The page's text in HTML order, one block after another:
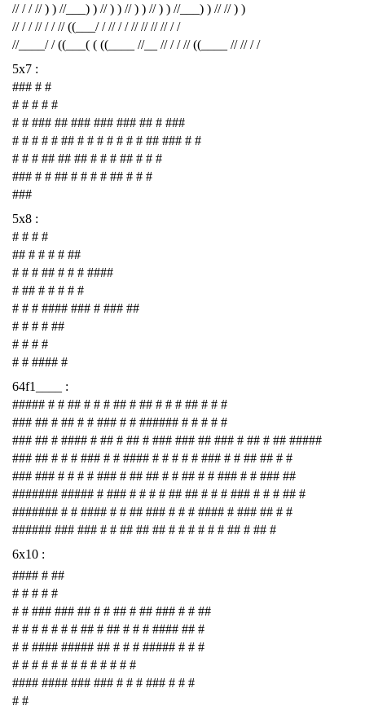
// / / // ) ) //___) ) // ) ) // ) ) // ) ) //___) ) // // ) )
// / / // / / // ((___/ / // / / // // // // / /
//____/ / ((___( ( ((____ //__ // / / // ((____ // // / /
5x7 :
### # #
# # # # #
# # ### ## ### ### ### ## # ###
# # # # # ## # # # # # # # ## ### # #
# # # ## ## ## # # # ## # # #
### # # ## # # # # ## # # #
###
5x8 :
# # # #
## # # # # ##
# # # ## # # # ####
# ## # # # # #
# # # #### ### # ### ##
# # # # ##
# # # #
# # #### #
64f1____ :
##### # # ## # # # ## # ## # # # ## # # #
### ## # ## # # ### # # ###### # # # # #
### ## # #### # ## # ## # ### ### ## ### # ## # ## #####
### ## # # # ### # # #### # # # # # ### # # ## ## # #
### ### # # # # ### # ## ## # # ## # # ### # # ### ##
####### ##### # ### # # # # ## ## # # # ### # # # ## #
####### # # #### # # ## ### # # # #### # ### ## # #
###### ### ### # # ## ## ## # # # # # # ## # ## #
6x10 :
#### # ##
# # # # #
# # ### ### ## # # ## # ## ### # # ##
# # # # # # # ## # ## # # # #### ## #
# # #### ##### ## # # # ##### # # #
# # # # # # # # # # # # #
#### #### ### ### # # # ### # # #
# #